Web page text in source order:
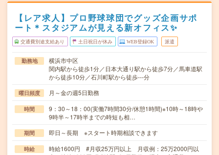
【レア求人】プロ野球球団でグッズ企画サポ
ート＊スタジアムが見える新オフィス✨
交通費別途支給あり 土日祝日が休み WEB登録OK 派遣
勤務地
横浜市中区
関内駅から徒歩1分／日本大通り駅から徒歩7分／馬車道駅
から徒歩10分／石川町駅から徒歩---分
曜日頻度 月～金の週5日勤務
時間
9：30～18：00(実働7時間30分/休憩1時間)※10時～18時や
9時半～17時半までの時短も相…
期間 即日～長期 ※スタート時期相談できます
時給
時給1600円 #月収25万円以上 月収例：25万2000円以